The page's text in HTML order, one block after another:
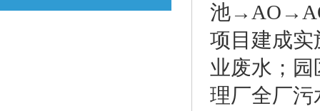
池
项目建成
业废水；
理厂全厂污